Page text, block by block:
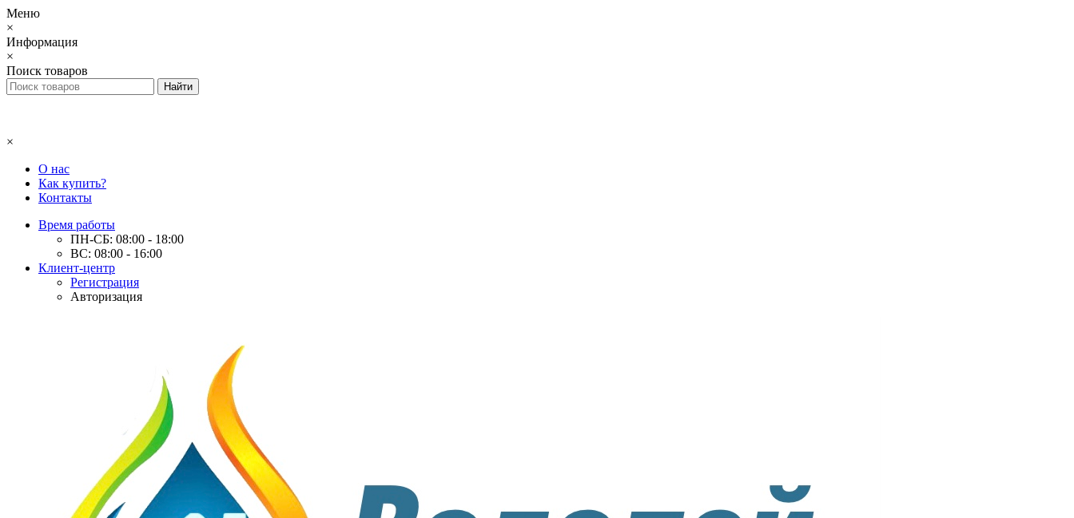
Меню
×
Информация
×
Поиск товаров
×
О нас
Как купить?
Контакты
Время работы
ПН-СБ: 08:00 - 18:00
ВС: 08:00 - 16:00
Клиент-центр
Регистрация
Авторизация